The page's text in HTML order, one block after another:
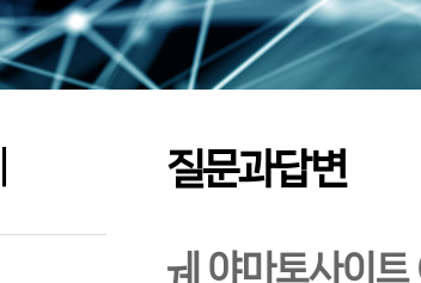
질문과답변
ㅞ 야마토사이